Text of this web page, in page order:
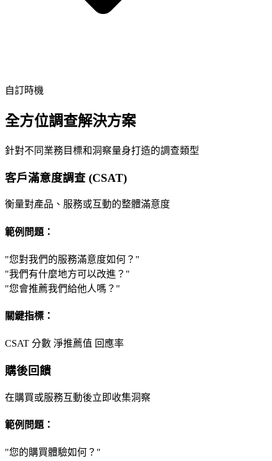
自訂時機
全方位調查解決方案
針對不同業務目標和洞察量身打造的調查類型
客戶滿意度調查 (CSAT)
衡量對產品、服務或互動的整體滿意度
範例問題：
"您對我們的服務滿意度如何？"
"我們有什麼地方可以改進？"
"您會推薦我們給他人嗎？"
關鍵指標：
CSAT 分數 淨推薦值 回應率
購後回饋
在購買或服務互動後立即收集洞察
範例問題：
"您的購買體驗如何？"